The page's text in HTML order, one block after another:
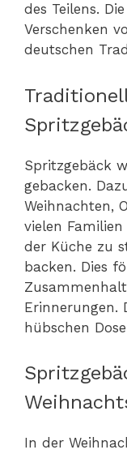
des Teilens.
Verschenken
deutschen
Spritzgebäck
gebacken.
Weihnachten,
vielen
der Küche zu
backen. Dies
Erinnerungen.
hübschen
In der